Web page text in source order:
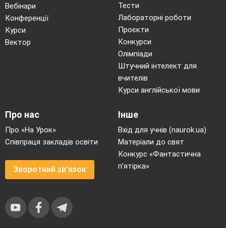
Вебінари
Конференції
Курси
Вектор
Тести
Лабораторні роботи
Проєкти
Конкурси
Олімпіади
Штучний інтелект для
вчителів
Курси англійської мови
Про нас
Про «На Урок»
Співпраця закладів освіти
Зворотний зв'язок
Інше
Вхід для учнів (naurok.ua)
Матеріали до свят
Конкурс «Фантастична
п’ятірка»